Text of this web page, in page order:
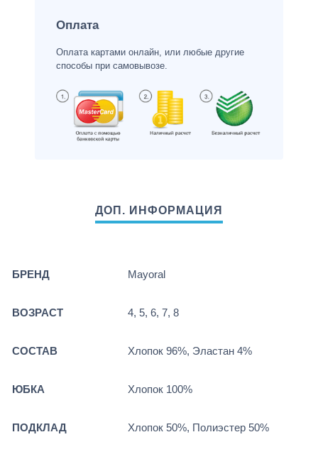
Оплата
Оплата картами онлайн, или любые другие
способы при самовывозе.
БРЕНД Mayoral
ВОЗРАСТ 4, 5, 6, 7, 8
СОСТАВ Хлопок 96%, Эластан 4%
ЮБКА Хлопок 100%
ПОДКЛАД Хлопок 50%, Полиэстер 50%